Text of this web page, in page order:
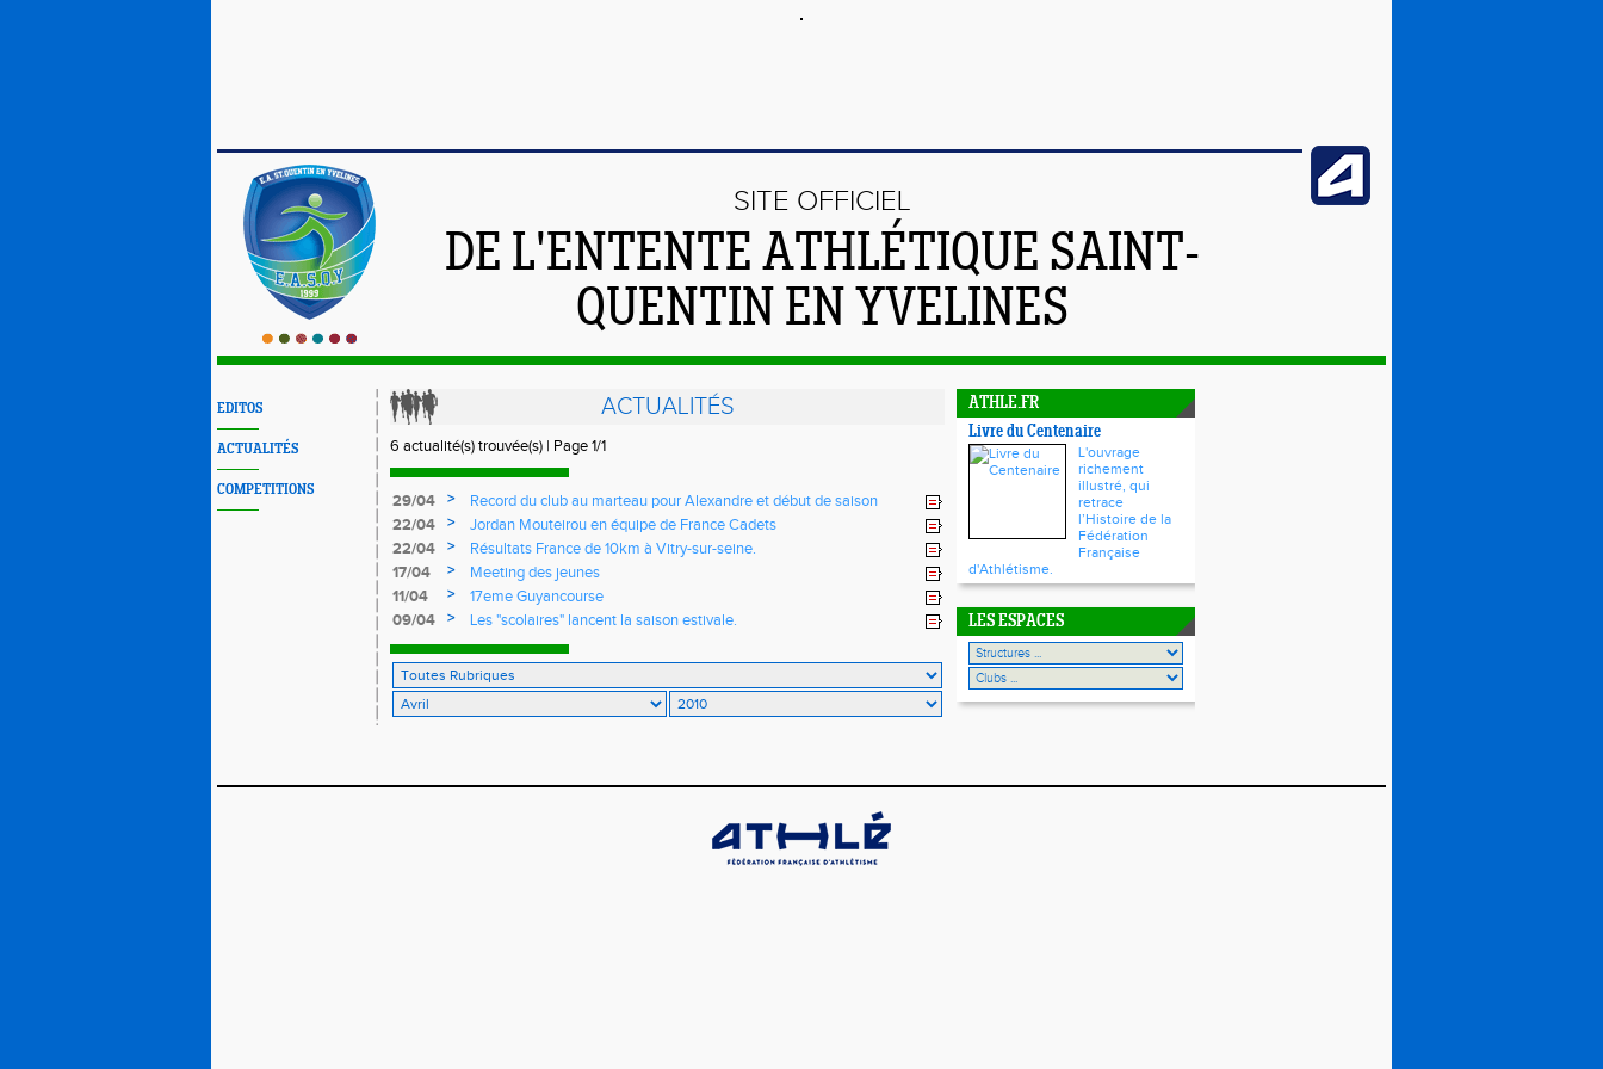
SITE OFFICIEL
DE L'ENTENTE ATHLÉTIQUE SAINT-
QUENTIN EN YVELINES
EDITOS
ACTUALITÉS
COMPETITIONS
ACTUALITÉS
6 actualité(s) trouvée(s) | Page 1/1
29/04 >
Record du club au marteau pour Alexandre et début de saison
prometteur pour les autres...
22/04 >
Jordan Mouteirou en équipe de France Cadets
22/04
>
Résultats France de 10km à Vitry-sur-seine.
17/04
>
Meeting des jeunes
11/04
>
17eme Guyancourse
09/04
> Les "scolaires" lancent la saison estivale.
ATHLE.FR
Livre du Centenaire
L'ouvrage
richement
illustré, qui
retrace
l’Histoire de la
Fédération
Française
d'Athlétisme.
LES ESPACES